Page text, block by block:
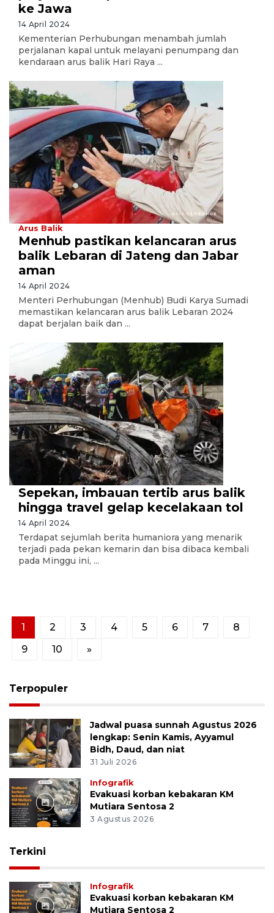
ke Jawa
14 April 2024
Kementerian Perhubungan menambah jumlah
perjalanan kapal untuk melayani penumpang dan
kendaraan arus balik Hari Raya ...
Arus Balik
Menhub pastikan kelancaran arus
balik Lebaran di Jateng dan Jabar
aman
14 April 2024
Menteri Perhubungan (Menhub) Budi Karya Sumadi
memastikan kelancaran arus balik Lebaran 2024
dapat berjalan baik dan ...
Sepekan, imbauan tertib arus balik
hingga travel gelap kecelakaan tol
14 April 2024
Terdapat sejumlah berita humaniora yang menarik
terjadi pada pekan kemarin dan bisa dibaca kembali
pada Minggu ini, ...
1 2 3 4 5 6 7
8
9
10 »
Terpopuler
Jadwal puasa sunnah Agustus 2026
lengkap: Senin Kamis, Ayyamul
Bidh, Daud, dan niat
31 Juli 2026
Infografik
Evakuasi korban kebakaran KM
Mutiara Sentosa 2
3 Agustus 2026
Terkini
Infografik
Evakuasi korban kebakaran KM
Mutiara Sentosa 2